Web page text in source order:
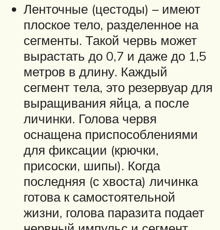
Ленточные (цестоды) – имеют
плоское тело, разделенное на
сегменты. Такой червь может
вырастать до 0,7 и даже до 1,5
метров в длину. Каждый
сегмент тела, это резервуар для
выращивания яйца, а после
личинки. Голова червя
оснащена приспособлениями
для фиксации (крючки,
присоски, шипы). Когда
последняя (с хвоста) личинка
готова к самостоятельной
жизни, голова паразита подает